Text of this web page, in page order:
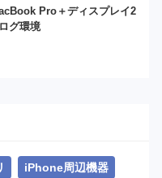
Pro＋ディスプレイ2
グ環境
iPhone周辺機器